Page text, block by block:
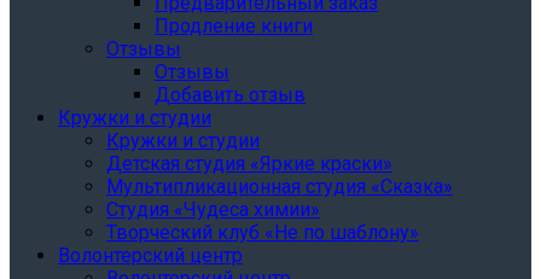
Продление книги
Отзывы
Отзывы
Добавить отзыв
Кружки и студии
Кружки и студии
Детская студия «Яркие краски»
Мультипликационная студия «Сказка»
Студия «Чудеса химии»
Творческий клуб «Не по шаблону»
Волонтерский центр